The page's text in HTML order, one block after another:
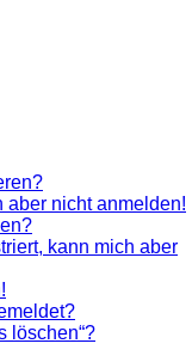
aber nicht anmelden!
kann mich aber
löschen“?